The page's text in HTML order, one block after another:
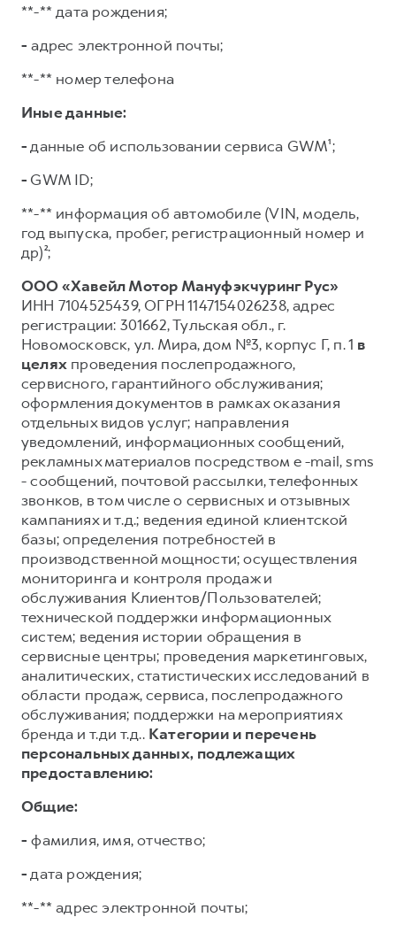
**-** дата рождения;
- адрес электронной почты;
**-** номер телефона
Иные данные:
-данные об использовании сервиса GWM¹;
- GWM ID;
**-** информация об автомобиле (VIN, модель,
год выпуска, пробег, регистрационный номер и
др)²;
ООО «Хавейл Мотор Мануфэкчуринг Рус»
ИНН 7104525439, ОГРН 1147154026238, адрес
регистрации: 301662, Тульская обл., г.
Новомосковск, ул. Мира, дом №3, корпус Г, п. 1 в
целях проведения послепродажного,
сервисного, гарантийного обслуживания;
оформления документов в рамках оказания
отдельных видов услуг; направления
уведомлений, информационных сообщений,
рекламных материалов посредством e -mail, sms
- сообщений, почтовой рассылки, телефонных
звонков, в том числе о сервисных и отзывных
кампаниях и т.д.; ведения единой клиентской
базы; определения потребностей в
производственной мощности; осуществления
мониторинга и контроля продаж и
обслуживания Клиентов/Пользователей;
технической поддержки информационных
систем; ведения истории обращения в
сервисные центры; проведения маркетинговых,
аналитических, статистических исследований в
области продаж, сервиса, послепродажного
обслуживания; поддержки на мероприятиях
бренда и т.ди т.д.. Категории и перечень
персональных данных, подлежащих
предоставлению:
Общие:
- фамилия, имя, отчество;
-дата рождения;
**-** адрес электронной почты;